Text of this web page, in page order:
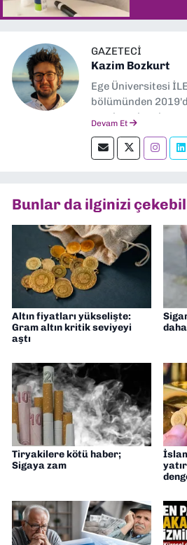
GAZETECI
Kazim Bozkurt
Ege Üniversitesi
bölümünden
yerel ve ulusal
okumayı severim.
Devam Et
Bunlar da ilginizi
Altın fiyatları yükselişte:
Gram altın kritik seviyeyi
aştı
daha
Tiryakilere kötü haber;
Sigaya zam